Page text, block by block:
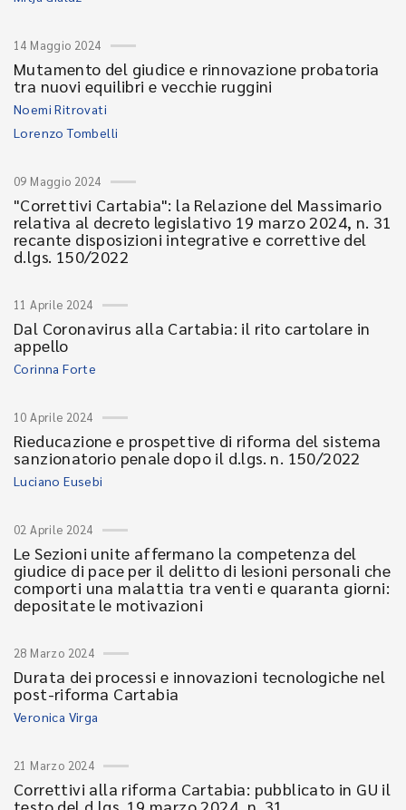
14 Maggio 2024
Mutamento del giudice e rinnovazione probatoria
tra nuovi equilibri e vecchie ruggini
Noemi Ritrovati
Lorenzo Tombelli
09 Maggio 2024
"Correttivi Cartabia": la Relazione del Massimario
relativa al decreto legislativo 19 marzo 2024, n. 31
recante disposizioni integrative e correttive del
d.lgs. 150/2022
11 Aprile 2024
Dal Coronavirus alla Cartabia: il rito cartolare in
appello
Corinna Forte
10 Aprile 2024
Rieducazione e prospettive di riforma del sistema
sanzionatorio penale dopo il d.lgs. n. 150/2022
Luciano Eusebi
02 Aprile 2024
Le Sezioni unite affermano la competenza del
giudice di pace per il delitto di lesioni personali che
comporti una malattia tra venti e quaranta giorni:
depositate le motivazioni
28 Marzo 2024
Durata dei processi e innovazioni tecnologiche nel
post-riforma Cartabia
Veronica Virga
21 Marzo 2024
Correttivi alla riforma Cartabia: pubblicato in GU il